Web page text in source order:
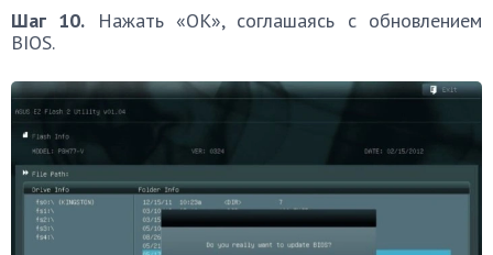
Шаг 10. Нажать «OK», соглашаясь с обновлением
BIOS.